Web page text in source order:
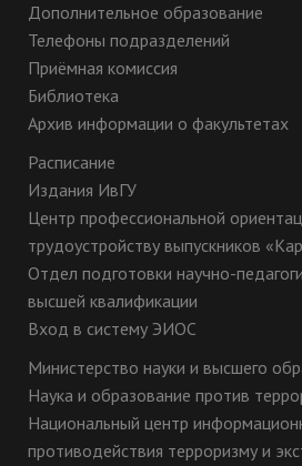
Дополнительное образование
Телефоны подразделений
Приёмная комиссия
Библиотека
Архив информации о факультетах
Расписание
Издания ИвГУ
Центр профессиональной
трудоустройству выпускников
Отдел подготовки научно-
высшей квалификации
Вход в систему ЭИОС
Министерство науки и высшего
Наука и образование против
Национальный центр
противодействия терроризму и